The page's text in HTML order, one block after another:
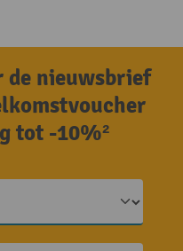
nieuwsbrief
tot -10%²